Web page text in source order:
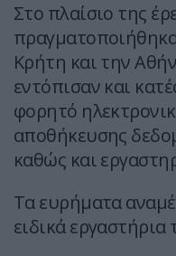
Στο πλαίσιο της
Κρήτη και την
εντόπισαν και
φορητό
αποθήκευσης
καθώς και
Τα ευρήματα
ειδικά